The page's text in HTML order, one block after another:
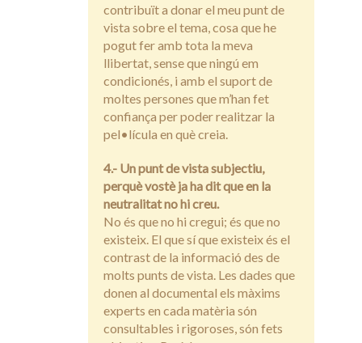
contribuït a donar el meu punt de
vista sobre el tema, cosa que he
pogut fer amb tota la meva
llibertat, sense que ningú em
condicionés, i amb el suport de
moltes persones que m’han fet
confiança per poder realitzar la
pel•lícula en què creia.
4.- Un punt de vista subjectiu,
perquè vostè ja ha dit que en la
neutralitat no hi creu.
No és que no hi cregui; és que no
existeix. El que sí que existeix és el
contrast de la informació des de
molts punts de vista. Les dades que
donen al documental els màxims
experts en cada matèria són
consultables i rigoroses, són fets